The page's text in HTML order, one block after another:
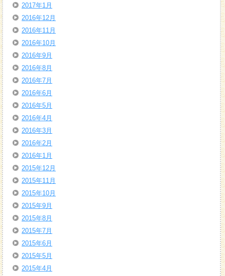
2017年1月
2016年12月
2016年11月
2016年10月
2016年9月
2016年8月
2016年7月
2016年6月
2016年5月
2016年4月
2016年3月
2016年2月
2016年1月
2015年12月
2015年11月
2015年10月
2015年9月
2015年8月
2015年7月
2015年6月
2015年5月
2015年4月